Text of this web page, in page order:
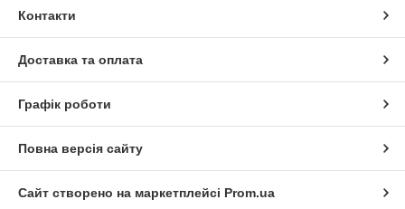
Контакти
Доставка та оплата
Графік роботи
Повна версія сайту
Сайт створено на маркетплейсі Prom.ua